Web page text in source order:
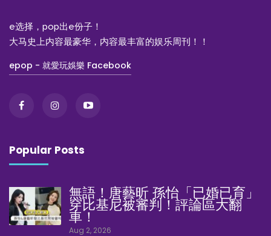
e选择，pop出e份子！
大马史上内容最豪华，内容最丰富的娱乐周刊！！
epop - 就愛玩娛樂 Facebook
Popular Posts
無語！唐藝昕 孫怡「已婚已育」
穿比基尼被審判！評論區大翻
車！
Aug 2, 2026